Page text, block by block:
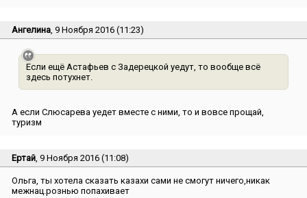
Ангелина , 9 Ноября 2016 (11:23)
Если ещё Астафьев с Задерецкой уедут, то вообще всё
здесь потухнет.
А если Слюсарева уедет вместе с ними, то и вовсе прощай,
туризм
Ертай , 9 Ноября 2016 (11:08)
Ольга, ты хотела сказать казахи сами не смогут ничего,никак
межнац.рознью попахивает